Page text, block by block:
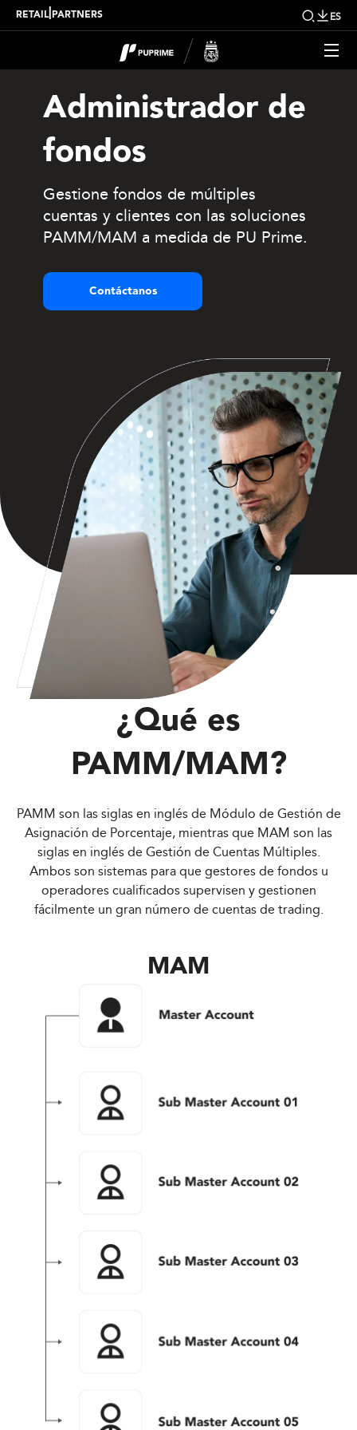
RETAIL PARTNERS ES
Administrador de
fondos
Gestione fondos de múltiples
cuentas y clientes con las soluciones
PAMM/MAM a medida de PU Prime.
Contáctanos
¿Qué es
PAMM/MAM?
PAMM son las siglas en inglés de Módulo de Gestión de
Asignación de Porcentaje, mientras que MAM son las
siglas en inglés de Gestión de Cuentas Múltiples.
Ambos son sistemas para que gestores de fondos u
operadores cualificados supervisen y gestionen
fácilmente un gran número de cuentas de trading.
MAM